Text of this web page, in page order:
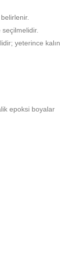
yeterince kalın
epoksi boyalar